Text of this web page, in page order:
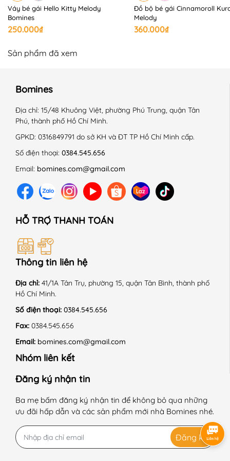
+ Là ở nhiệt độ trung bình 150 độ C.
+ Giặt với sản phẩm cùng màu.
+ Không là lên chi tiết trang trí.
#Bomines #vaytreem #vaychobegai #vay #begai
#VayCinnamoroll #damCinnamoroll #vayhoathinh
#phimhoathinh #Sanrio #Cinnamoroll
Váy bé gái Hello Kitty Melody
Bomines
250.000₫
Đồ bộ bé gái Cinnamoroll
Melody
360.000₫
Sản phẩm đã xem
Bomines
Địa chỉ: 15/48 Khuông Việt, phường Phú Trung, quận Tân
Phú, thành phố Hồ Chí Minh.
GPKD: 0316849791 do sở KH và ĐT TP Hồ Chí Minh cấp.
Số điện thoại: 0384.545.656
Email: bomines.com@gmail.com
HỖ TRỢ THANH TOÁN
Thông tin liên hệ
Địa chỉ: 41/1A Tân Trụ, phường 15, quận Tân Bình, thành phố
Hồ Chí Minh.
Số điện thoại: 0384.545.656
Fax: 0384.545.656
Email: bomines.com@gmail.com
Nhóm liên kết
Đăng ký nhận tin
Ba mẹ bấm đăng ký nhận tin để không bỏ qua những
ưu đãi hấp dẫn và các sản phẩm mới nhà Bomines nhé.
Đăng ký